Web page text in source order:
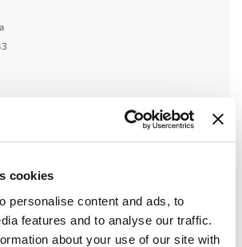
cookies
personalise content and ads, to
features and to analyse our traffic.
about your use of our site with
reklamy i ofert handlowych
ZAPYTANIA:
dla siebie
omówić warunki współpracy